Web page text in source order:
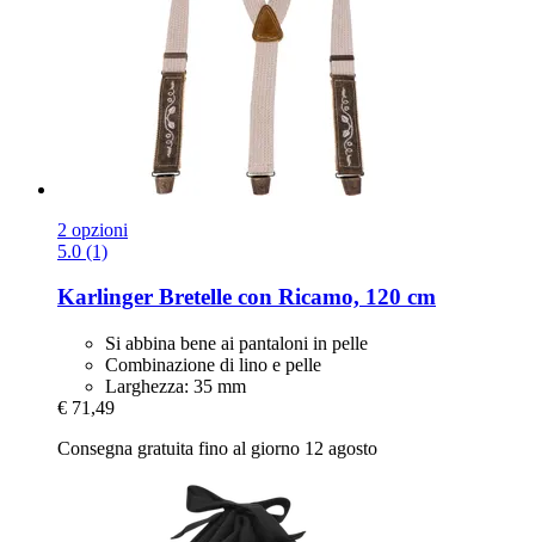
2 opzioni
5.0 (1)
Karlinger Bretelle con Ricamo, 120 cm
Si abbina bene ai pantaloni in pelle
Combinazione di lino e pelle
Larghezza: 35 mm
€ 71,49
Consegna gratuita fino al giorno 12 agosto